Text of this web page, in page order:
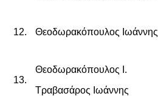
12. Θεοδωρακόπουλος Ιωάννης
13.
Θεοδωρακόπουλος Ι.
Τραβασάρος Ιωάννης